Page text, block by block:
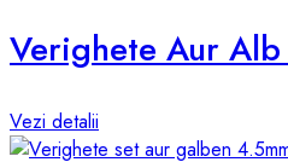
Vezi detalii